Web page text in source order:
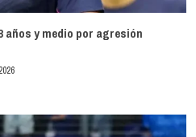
años y medio por agresión